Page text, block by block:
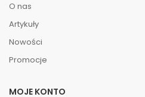
O nas
Artykuły
Nowości
Promocje
MOJE KONTO